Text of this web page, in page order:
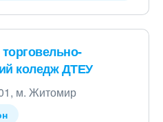
коледж ДТЕУ
м. Житомир